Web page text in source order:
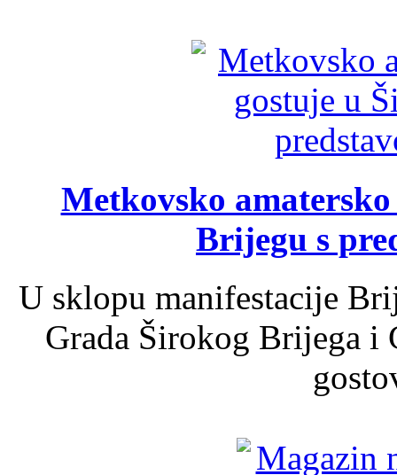
Metkovsko
Brijegu s
U sklopu manifestacije
Grada Širokog Brijega